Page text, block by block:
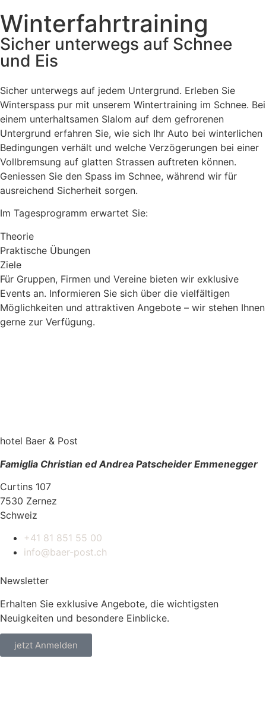
Winterfahrtraining
Sicher unterwegs auf Schnee
und Eis
Sicher unterwegs auf jedem Untergrund. Erleben Sie
Winterspass pur mit unserem Wintertraining im Schnee. Bei
einem unterhaltsamen Slalom auf dem gefrorenen
Untergrund erfahren Sie, wie sich Ihr Auto bei winterlichen
Bedingungen verhält und welche Verzögerungen bei einer
Vollbremsung auf glatten Strassen auftreten können.
Geniessen Sie den Spass im Schnee, während wir für
ausreichend Sicherheit sorgen.
Im Tagesprogramm erwartet Sie:
Theorie
Praktische Übungen
Ziele
Für Gruppen, Firmen und Vereine bieten wir exklusive
Events an. Informieren Sie sich über die vielfältigen
Möglichkeiten und attraktiven Angebote – wir stehen Ihnen
gerne zur Verfügung.
hotel Baer & Post
Famiglia Christian ed Andrea Patscheider Emmenegger
Curtins 107
7530 Zernez
Schweiz
+41 81 851 55 00
info@baer-post.ch
Newsletter
Erhalten Sie exklusive Angebote, die wichtigsten
Neuigkeiten und besondere Einblicke.
jetzt Anmelden